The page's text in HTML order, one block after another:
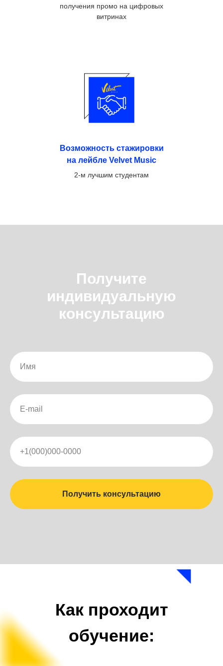
получения промо на цифровых
витринах
Возможность стажировки
на лейбле Velvet Music
2-м лучшим студентам
Получите
индивидуальную
консультацию
Получить консультацию
Как проходит
обучение: